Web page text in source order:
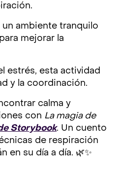
un ambiente tranquilo
mejorar la
estrés, esta actividad
y la coordinación.
calma y
con La magia de
Storybook. Un cuento
de respiración
en su día a día. 🌿✨